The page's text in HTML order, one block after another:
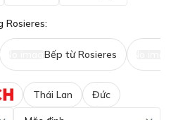
Rosieres:
No imageBếp từ Rosieres
Thái Lan Đức